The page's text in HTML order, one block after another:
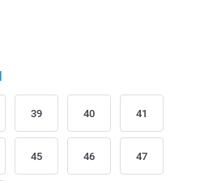
39 40 41
45 46 47